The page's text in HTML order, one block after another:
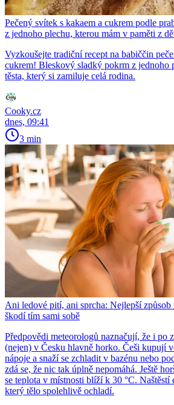
Pečený svítek s kakaem a cukrem podle
z jednoho plechu, kterou mám v paměti z
Vyzkoušejte tradiční recept na babiččin
cukrem! Bleskový sladký pokrm z jednoho
těsta, který si zamiluje celá rodina.
Cooky.cz
dnes, 09:41
3 min
Ani ledové pití, ani sprcha: Nejlepší
škodí tím sami sobě
Předpovědi meteorologů naznačují, že i po
(nejen) v Česku hlavně horko. Češi kupují
nápoje a snaží se zchladit v bazénu nebo
zdá se, že nic tak úplně nepomáhá. Ještě
se teplota v místnosti blíží k 30 °C. Naštěstí
který tělo spolehlivě ochladí.